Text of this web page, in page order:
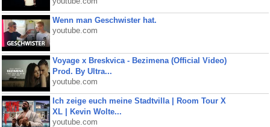
Wenn man Geschwister hat.
youtube.com
Voyage x Breskvica - Bezimena (Official Video)
Prod. By Ultra...
youtube.com
Ich zeige euch meine Stadtvilla | Room Tour X
XL | Kevin Wolte...
youtube.com